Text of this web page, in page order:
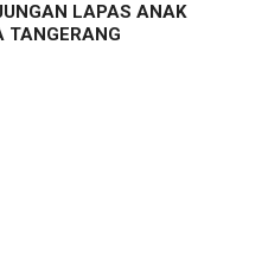
LAPAS ANAK
TANGERANG